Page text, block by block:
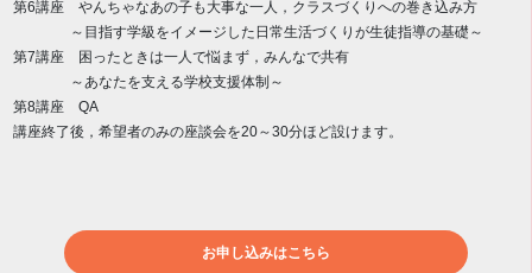
第6講座 やんちゃなあの子も大事な一人，クラスづくりへの巻き込み方
～目指す学級をイメージした日常生活づくりが生徒指導の基礎～
第7講座 困ったときは一人で悩まず，みんなで共有
～あなたを支える学校支援体制～
第8講座 QA
講座終了後，希望者のみの座談会を20～30分ほど設けます。
お申し込みはこちら